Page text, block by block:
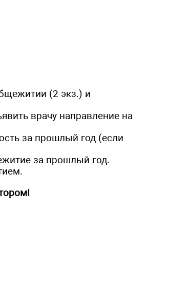
(2 экз.) и
врачу направление на
за прошлый год (если
за прошлый год.